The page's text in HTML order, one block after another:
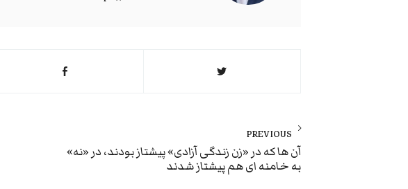
راهبری
نوشته
PREVIOUS
Previous
post:
آن ها که در «زن زندگی آزادی» پیشتاز بودند، در «نه»
به خامنه ای هم پیشتاز شدند